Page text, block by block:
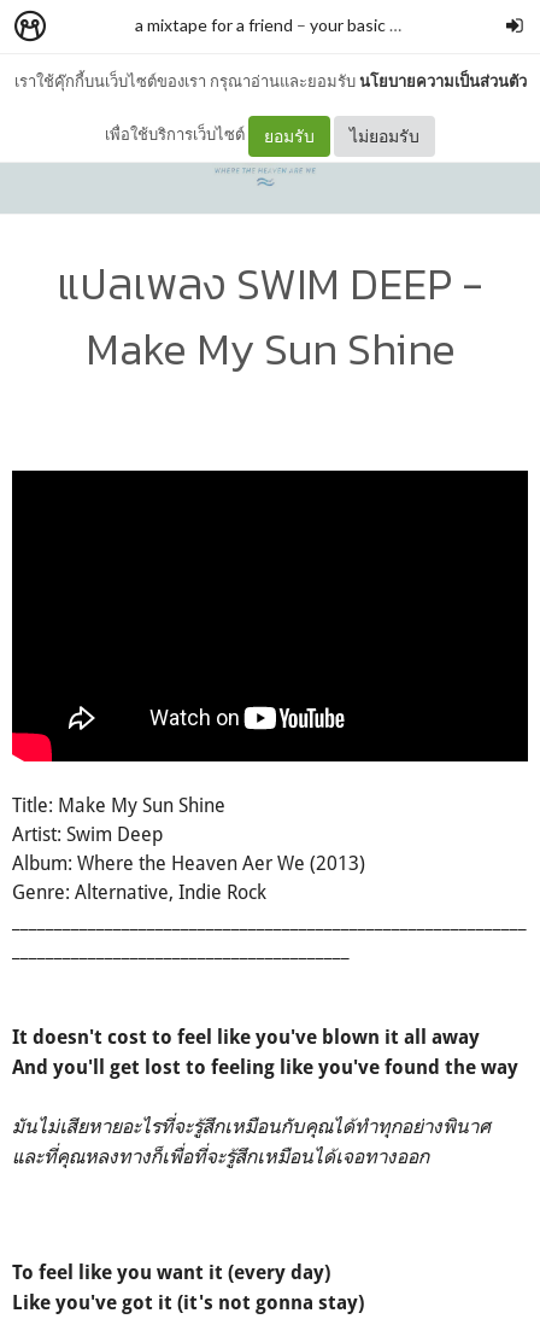
เราใช้คุ๊กกี้บนเว็บไซต์ของเรา กรุณาอ่านและยอมรับนโยบายความเป็นส่วนตัว
เพื่อใช้บริการเว็บไซต์ ยอมรับ ไม่ยอมรับ
a mixtape for a friend – your basic trash
แปลเพลง SWIM DEEP -
Make My Sun Shine
Title: Make My Sun Shine
Artist: Swim Deep
Album: Where the Heaven Aer We (2013)
Genre: Alternative, Indie Rock
It doesn't cost to feel like you've blown it all away
And you'll get lost to feeling like you've found the way
มันไม่เสียหายอะไรที่จะรู้สึกเหมือนกับคุณได้ทำทุกอย่างพินาศ
และที่คุณหลงทางก็เพื่อที่จะรู้สึกเหมือนได้เจอทางออก
To feel like you want it (every day)
Like you've got it (it's not gonna stay)